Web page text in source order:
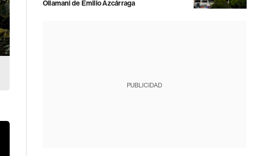
Ollamani de Emilio Azcárraga
PUBLICIDAD